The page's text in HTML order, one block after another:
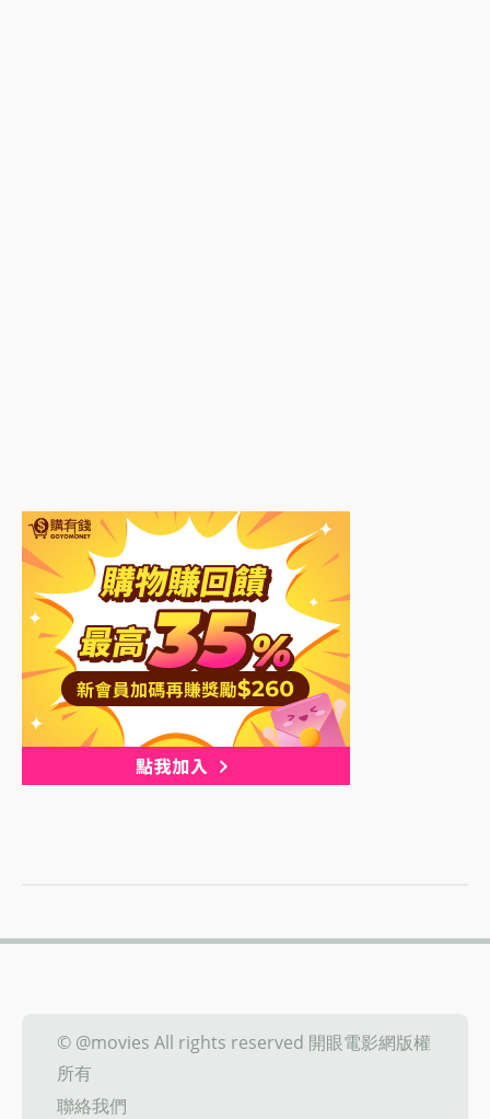
© @movies All rights reserved 開眼電影網版權
所有
聯絡我們